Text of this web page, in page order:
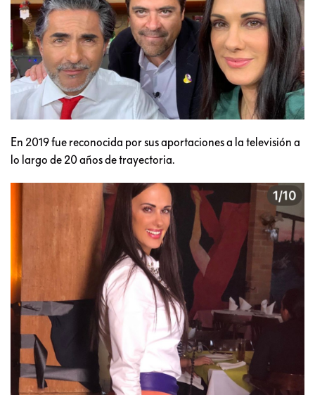
En 2019 fue reconocida por sus aportaciones a la televisión a
lo largo de 20 años de trayectoria.